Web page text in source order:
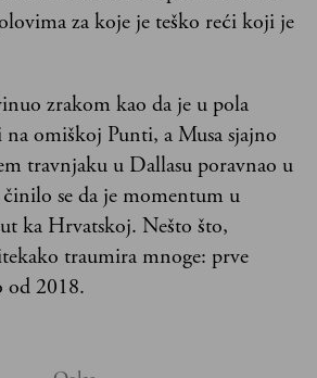
za koje je teško reći koji je
zrakom kao da je u pola
omiškoj Punti, a Musa sjajno
travnjaku u Dallasu poravnao u
se da je momentum u
ka Hrvatskoj. Nešto što,
traumira mnoge: prve
od 2018.